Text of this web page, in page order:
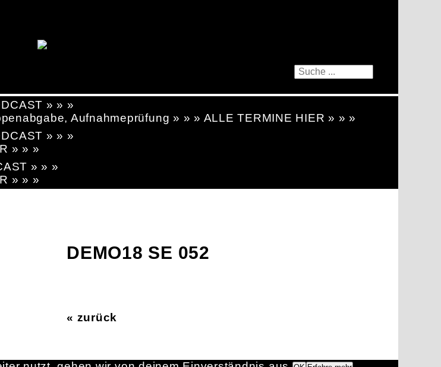
» » »
Aufnahmeprüfung » » » ALLE TERMINE HIER » » »
» » »
» » »
» » »
» » »
DEMO18 SE 052
« zurück